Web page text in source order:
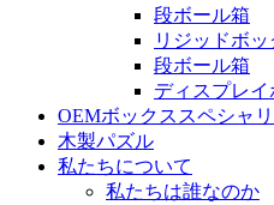
段ボール箱
リジッドボッ
段ボール箱
ディスプレイ
OEMボックススペシャリ
木製パズル
私たちについて
私たちは誰なのか